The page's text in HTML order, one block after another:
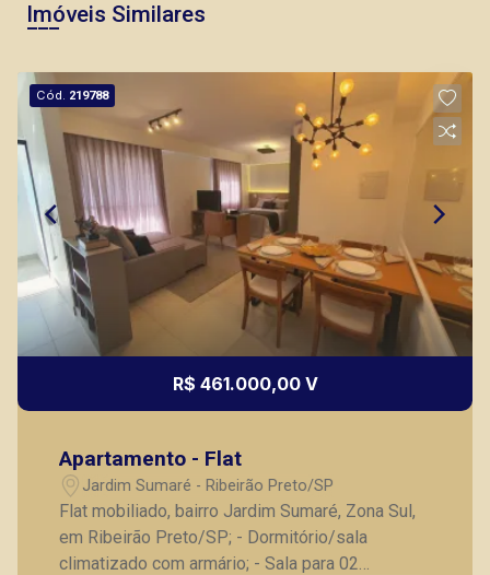
Imóveis Similares
Cód. 219788
R$ 461.000,00 V
Apartamento - Flat
Jardim Sumaré - Ribeirão Preto/SP
Flat mobiliado, bairro Jardim Sumaré, Zona Sul,
em Ribeirão Preto/SP; - Dormitório/sala
climatizado com armário; - Sala para 02